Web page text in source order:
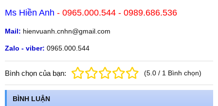
Ms Hiền Anh - 0965.000.544 - 0989.686.536
Mail: hienvuanh.cnhn@gmail.com
Zalo - viber: 0965.000.544
Bình chọn của bạn: (5.0 / 1 Bình chọn)
BÌNH LUẬN